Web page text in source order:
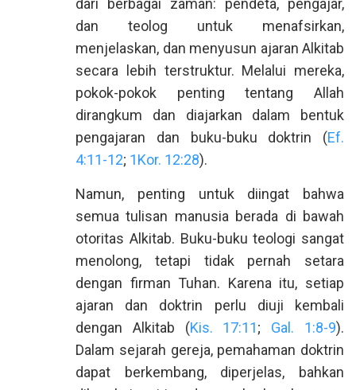
dari berbagai zaman: pendeta, pengajar,
dan teolog untuk menafsirkan,
menjelaskan, dan menyusun ajaran Alkitab
secara lebih terstruktur. Melalui mereka,
pokok-pokok penting tentang Allah
dirangkum dan diajarkan dalam bentuk
pengajaran dan buku-buku doktrin (Ef.
4:11-12; 1Kor. 12:28).
Namun, penting untuk diingat bahwa
semua tulisan manusia berada di bawah
otoritas Alkitab. Buku-buku teologi sangat
menolong, tetapi tidak pernah setara
dengan firman Tuhan. Karena itu, setiap
ajaran dan doktrin perlu diuji kembali
dengan Alkitab (Kis. 17:11; Gal. 1:8-9).
Dalam sejarah gereja, pemahaman doktrin
dapat berkembang, diperjelas, bahkan